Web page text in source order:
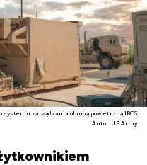
zarządzania obroną powietrzną IBCS
Autor. US Army